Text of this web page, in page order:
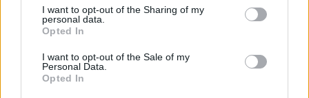
I want to opt-out of the Sharing of my
personal data.
Opted In
I want to opt-out of the Sale of my
Personal Data.
Opted In
Budapesten, hanem más városokban is, például Szegeden. „A
spanyol nyelv kedvelői számára ideális találkozási pontot jelentenek
az intézetünk által szervezett kulturális rendezvények, amelyek a
lakosokat egyaránt összehozzák zenei koncertek, irodalmi
felolvasások, kiállítások, vitafórumok keretében, a legkülönbözőbb
témákban, mint például tudomány, művészet, gazdaság vagy akár